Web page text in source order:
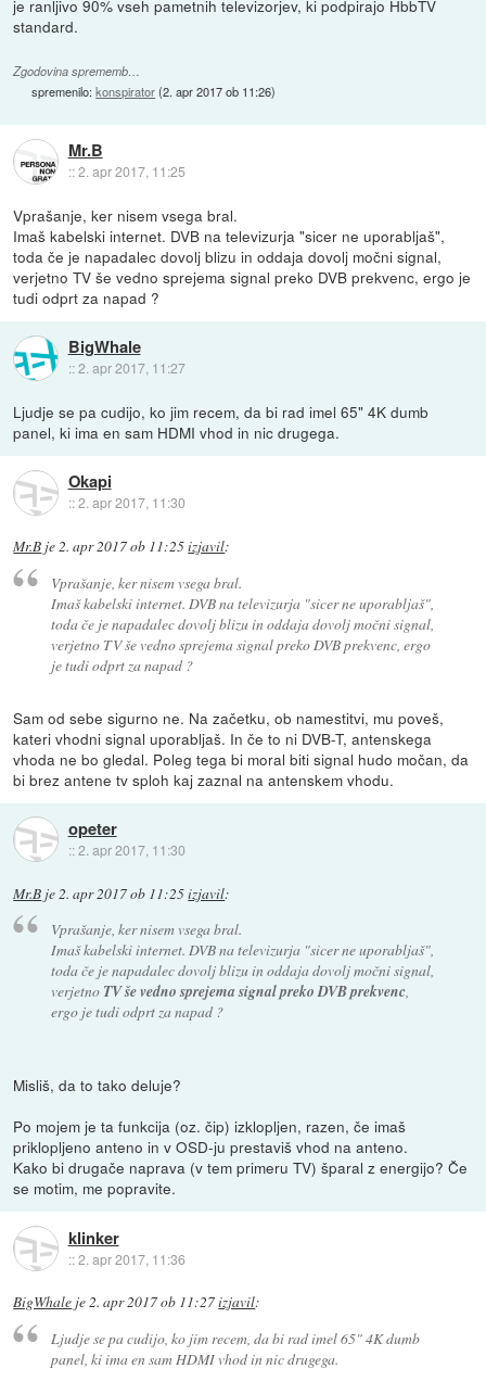
je ranljivo 90% vseh pametnih televizorjev, ki podpirajo HbbTV
standard.
Zgodovina sprememb…
spremenilo:konspirator(2. apr 2017 ob 11:26)
Mr.B
::2. apr 2017, 11:25
Vprašanje, ker nisem vsega bral.
Imaš kabelski internet. DVB na televizurja "sicer ne uporabljaš",
toda če je napadalec dovolj blizu in oddaja dovolj močni signal,
verjetno TV še vedno sprejema signal preko DVB prekvenc, ergo je
tudi odprt za napad ?
BigWhale
::2. apr 2017, 11:27
Ljudje se pa cudijo, ko jim recem, da bi rad imel 65" 4K dumb
panel, ki ima en sam HDMI vhod in nic drugega.
Okapi
::2. apr 2017, 11:30
Mr.B je2. apr 2017 ob 11:25izjavil:
Vprašanje, ker nisem vsega bral.
Imaš kabelski internet. DVB na televizurja "sicer ne uporabljaš",
toda če je napadalec dovolj blizu in oddaja dovolj močni signal,
verjetno TV še vedno sprejema signal preko DVB prekvenc, ergo
je tudi odprt za napad ?
Sam od sebe sigurno ne. Na začetku, ob namestitvi, mu poveš,
kateri vhodni signal uporabljaš. In če to ni DVB-T, antenskega
vhoda ne bo gledal. Poleg tega bi moral biti signal hudo močan, da
bi brez antene tv sploh kaj zaznal na antenskem vhodu.
opeter
::2. apr 2017, 11:30
Mr.B je2. apr 2017 ob 11:25izjavil:
Vprašanje, ker nisem vsega bral.
Imaš kabelski internet. DVB na televizurja "sicer ne uporabljaš",
toda če je napadalec dovolj blizu in oddaja dovolj močni signal,
verjetno TV še vedno sprejema signal preko DVB prekvenc,
ergo je tudi odprt za napad ?
Misliš, da to tako deluje?
Po mojem je ta funkcija (oz. čip) izklopljen, razen, če imaš
priklopljeno anteno in v OSD-ju prestaviš vhod na anteno.
Kako bi drugače naprava (v tem primeru TV) šparal z energijo? Če
se motim, me popravite.
klinker
::2. apr 2017, 11:36
BigWhale je2. apr 2017 ob 11:27izjavil:
Ljudje se pa cudijo, ko jim recem, da bi rad imel 65" 4K dumb
panel, ki ima en sam HDMI vhod in nic drugega.